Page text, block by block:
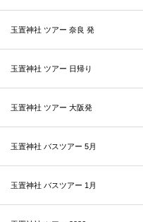
玉置神社 ツアー 奈良 発
玉置神社 ツアー 日帰り
玉置神社 ツアー 大阪発
玉置神社 バスツアー 5月
玉置神社 バスツアー 1月